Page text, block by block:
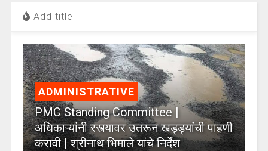
Add title
ADMINISTRATIVE
PMC Standing Committee |
अधिकाऱ्यांनी रस्त्यावर उतरून खड्ड्यांची पाहणी
करावी | श्रीनाथ भिमाले यांचे निर्देश